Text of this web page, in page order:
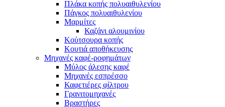
Πλάκα κοπής πολυαιθυλενίου
Πάγκος πολυαιθυλενίου
Μαρμίτες
Καζάνι αλουμινίου
Κούτσουρα κοπής
Κουτιά αποθήκευσης
Μηχανές καφέ-ροφημάτων
Μύλος άλεσης καφέ
Μηχανές εσπρέσσο
Καφετιέρες φίλτρου
Γρανιτομηχανές
Βραστήρες